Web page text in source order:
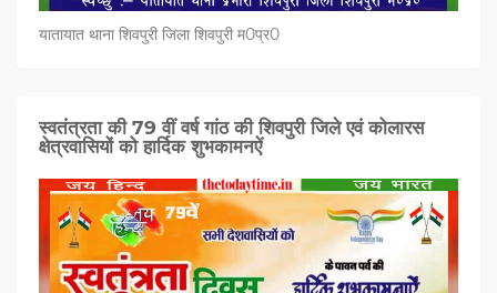
यातायात थाना शिवपुरी जिला शिवपुरी म0प्र0
स्वतंत्रता की 79 वीं वर्ष गांठ की शिवपुरी जिले एवं कोलारस
क्षेत्रवासियों को हार्दिक शुभकामनऐं